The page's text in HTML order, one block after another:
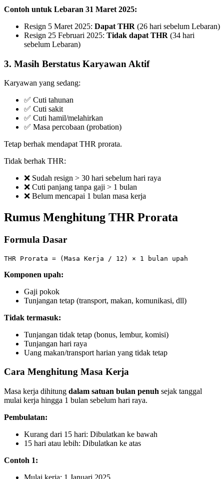
Contoh untuk Lebaran 31 Maret 2025:
Resign 5 Maret 2025: Dapat THR (26 hari sebelum Lebaran)
Resign 25 Februari 2025: Tidak dapat THR (34 hari
sebelum Lebaran)
3. Masih Berstatus Karyawan Aktif
Karyawan yang sedang:
✅ Cuti tahunan
✅ Cuti sakit
✅ Cuti hamil/melahirkan
✅ Masa percobaan (probation)
Tetap berhak mendapat THR prorata.
Tidak berhak THR:
❌ Sudah resign > 30 hari sebelum hari raya
❌ Cuti panjang tanpa gaji > 1 bulan
❌ Belum mencapai 1 bulan masa kerja
Rumus Menghitung THR Prorata
Formula Dasar
Komponen upah:
Gaji pokok
Tunjangan tetap (transport, makan, komunikasi, dll)
Tidak termasuk:
Tunjangan tidak tetap (bonus, lembur, komisi)
Tunjangan hari raya
Uang makan/transport harian yang tidak tetap
Cara Menghitung Masa Kerja
Masa kerja dihitung dalam satuan bulan penuh sejak tanggal
mulai kerja hingga 1 bulan sebelum hari raya.
Pembulatan:
Kurang dari 15 hari: Dibulatkan ke bawah
15 hari atau lebih: Dibulatkan ke atas
Contoh 1: